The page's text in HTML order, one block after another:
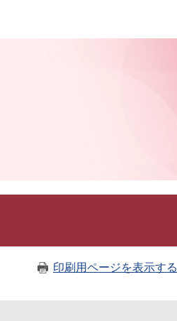
印刷用ページを表示する